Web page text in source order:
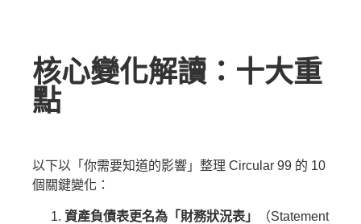
核心變化解讀：十大重
點
以下以「你需要知道的影響」整理 Circular 99 的 10
個關鍵變化：
資產負債表更名為「財務狀況表」
（Statement